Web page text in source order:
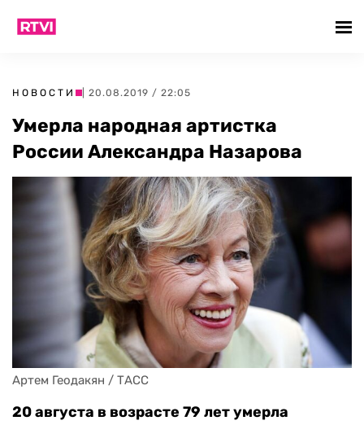
НОВОСТИ | 20.08.2019 / 22:05
Умерла народная артистка
России Александра Назарова
Артем Геодакян / ТАСС
20 августа в возрасте 79 лет умерла